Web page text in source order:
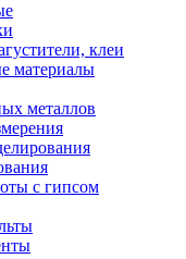
клеи
материалы
металлов
с гипсом